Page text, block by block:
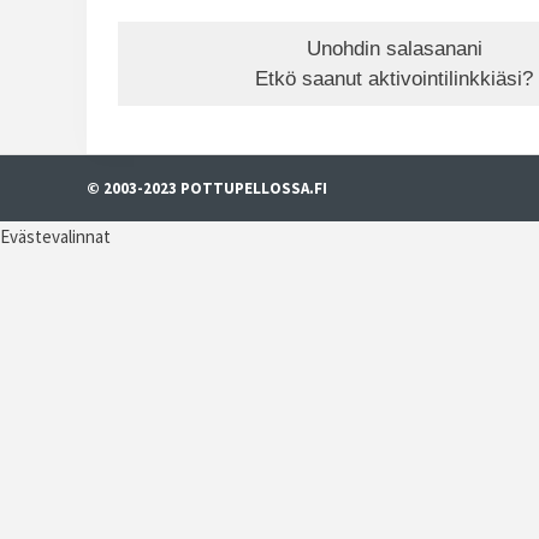
Unohdin salasanani
Etkö saanut aktivointilinkkiäsi?
© 2003-2023 POTTUPELLOSSA.FI
Evästevalinnat